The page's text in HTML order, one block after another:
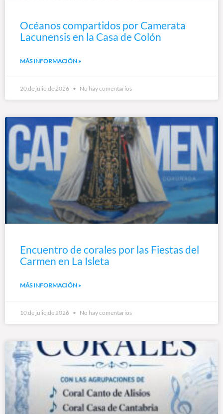
Océanos compartidos por Camerata
Lacunensis en la Casa de Colón
MÁS INFORMACIÓN »
20 de julio de 2026 No hay comentarios
Encuentro de corales por las Fiestas del
Carmen en La Isleta
MÁS INFORMACIÓN »
10 de julio de 2026 No hay comentarios